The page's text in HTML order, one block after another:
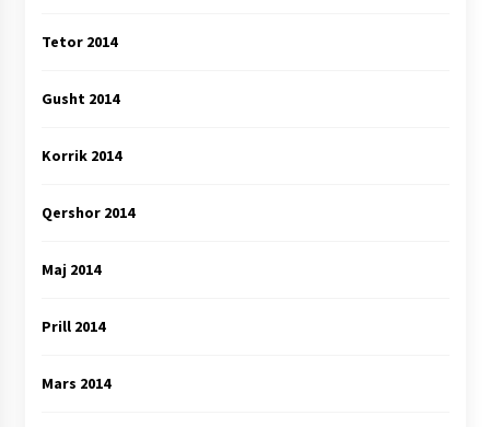
Tetor 2014
Gusht 2014
Korrik 2014
Qershor 2014
Maj 2014
Prill 2014
Mars 2014